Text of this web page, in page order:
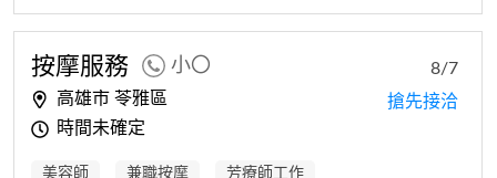
按摩服務 小〇
高雄市 苓雅區
時間未確定
8/7
搶先接洽
美容師 兼職按摩 芳療師工作